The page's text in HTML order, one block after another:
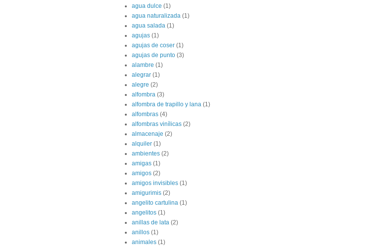
agua dulce (1)
agua naturalizada (1)
agua salada (1)
agujas (1)
agujas de coser (1)
agujas de punto (3)
alambre (1)
alegrar (1)
alegre (2)
alfombra (3)
alfombra de trapillo y lana (1)
alfombras (4)
alfombras vinílicas (2)
almacenaje (2)
alquiler (1)
ambientes (2)
amigas (1)
amigos (2)
amigos invisibles (1)
amigurimis (2)
angelito cartulina (1)
angelitos (1)
anillas de lata (2)
anillos (1)
animales (1)